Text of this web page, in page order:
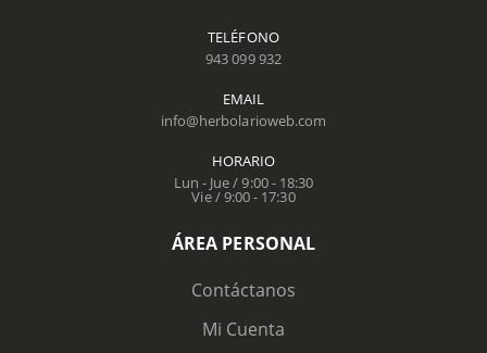
TELÉFONO
943 099 932
EMAIL
info@herbolarioweb.com
HORARIO
Lun - Jue / 9:00 - 18:30
Vie / 9:00 - 17:30
ÁREA PERSONAL
Contáctanos
Mi Cuenta